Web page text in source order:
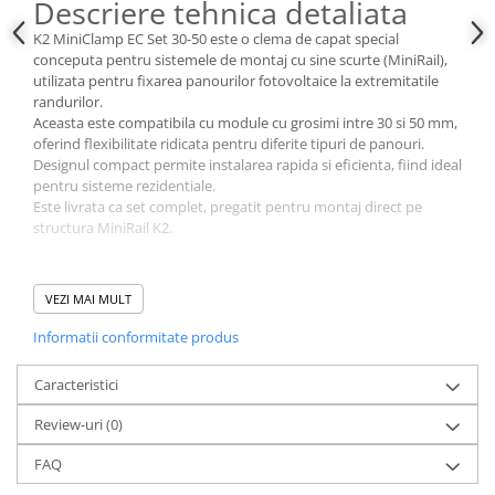
Cabluri cupru coaxial bransament
Cabluri cupru flexibil
Cabluri cupru nearmat
Cabluri cupru rezistente la foc
Cabluri flexibile
Cabluri flexibile plate
Cabluri medie tensiune
Cabluri semnalizare si control
Cabluri speciale
Conductori flexibili cupru
Conductori rigizi
Conductori rigizi cupru
Cabluri alarma
Descriere tehnica detaliata
K2 MiniClamp EC Set 30-50 este o clema de capat special
conceputa pentru sistemele de montaj cu sine scurte (MiniRail),
utilizata pentru fixarea panourilor fotovoltaice la extremitatile
randurilor.
Aceasta este compatibila cu module cu grosimi intre 30 si 50 mm,
oferind flexibilitate ridicata pentru diferite tipuri de panouri.
Designul compact permite instalarea rapida si eficienta, fiind ideal
pentru sisteme rezidentiale.
Este livrata ca set complet, pregatit pentru montaj direct pe
structura MiniRail K2.
Specificatii tehnice principale
Sistem compatibil:K2 MiniRail
Grosime panou:30 – 50 mm
Material:aluminiu anodizat
Montaj:pe mini-sina K2
Functie:fixare panouri la capete
Rezistenta:conditii meteo extreme
VEZI MAI MULT
Informatii conformitate produs
Caracteristici
Review-uri(0)
FAQ